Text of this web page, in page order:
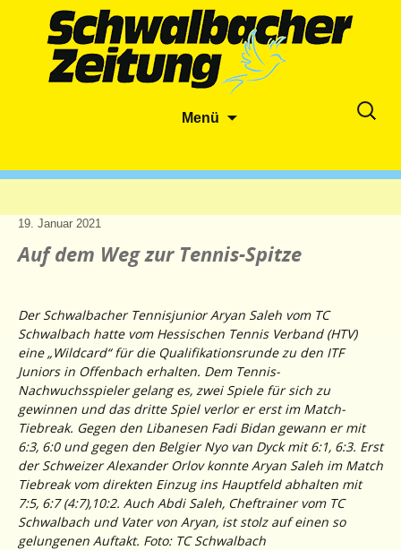
Menü
Suche
19. Januar 2021
Auf dem Weg zur Tennis-Spitze
Der Schwalbacher Tennisjunior Aryan Saleh vom TC
Schwalbach hatte vom Hessischen Tennis Verband (HTV)
eine „Wildcard“ für die Qualifikationsrunde zu den ITF
Juniors in Offenbach erhalten. Dem Tennis-
Nachwuchsspieler gelang es, zwei Spiele für sich zu
gewinnen und das dritte Spiel verlor er erst im Match-
Tiebreak. Gegen den Libanesen Fadi Bidan gewann er mit
6:3, 6:0 und gegen den Belgier Nyo van Dyck mit 6:1, 6:3. Erst
der Schweizer Alexander Orlov konnte Aryan Saleh im Match
Tiebreak vom direkten Einzug ins Hauptfeld abhalten mit
7:5, 6:7 (4:7),10:2. Auch Abdi Saleh, Cheftrainer vom TC
Schwalbach und Vater von Aryan, ist stolz auf einen so
gelungenen Auftakt. Foto: TC Schwalbach